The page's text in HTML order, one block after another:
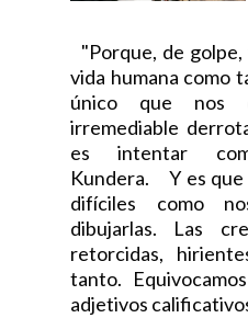
"Porque, de
vida humana como
único que nos
irremediable
es intentar
Kundera. Y es que
difíciles como
dibujarlas. Las
retorcidas,
tanto.
adjetivos